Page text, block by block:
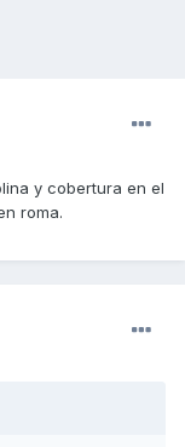
y cobertura en el
roma.